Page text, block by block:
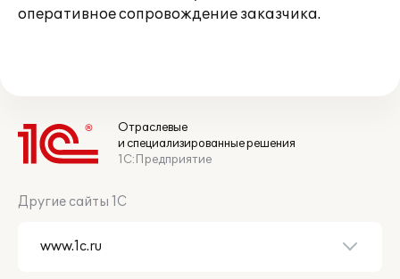
оперативное сопровождение заказчика.
Отраслевые
и специализированные решения
1С:Предприятие
Другие сайты 1С